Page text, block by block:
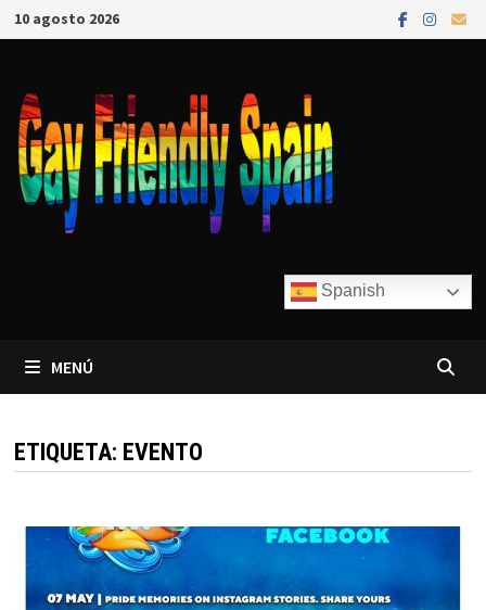
10 agosto 2026
Spanish
MENÚ
ETIQUETA: EVENTO